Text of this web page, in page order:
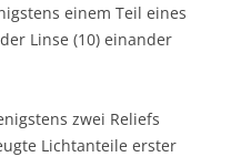
einem Teil eines
Linse (10) einander
zwei Reliefs
Lichtanteile erster